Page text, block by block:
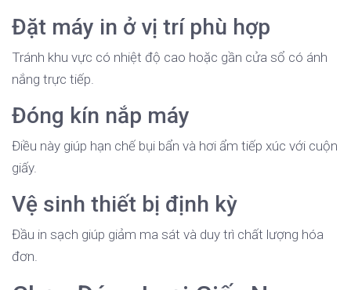
Đặt máy in ở vị trí phù hợp
Tránh khu vực có nhiệt độ cao hoặc gần cửa sổ có ánh
nắng trực tiếp.
Đóng kín nắp máy
Điều này giúp hạn chế bụi bẩn và hơi ẩm tiếp xúc với cuộn
giấy.
Vệ sinh thiết bị định kỳ
Đầu in sạch giúp giảm ma sát và duy trì chất lượng hóa
đơn.